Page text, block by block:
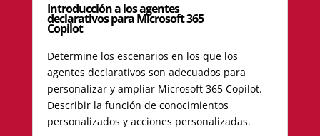
Introducción a los agentes
declarativos para Microsoft 365
Copilot
Determine los escenarios en los que los
agentes declarativos son adecuados para
personalizar y ampliar Microsoft 365 Copilot.
Describir la función de conocimientos
personalizados y acciones personalizadas.